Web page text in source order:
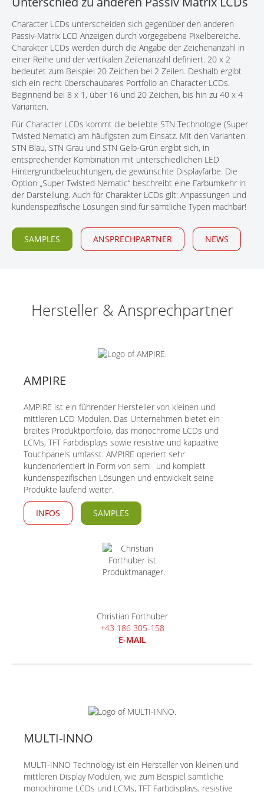
Character LCDs unterscheiden sich gegenüber den anderen
Passiv-Matrix LCD Anzeigen durch vorgegebene Pixelbereiche.
Charakter LCDs werden durch die Angabe der Zeichenanzahl in
einer Reihe und der vertikalen Zeilenanzahl definiert. 20 x 2
bedeutet zum Beispiel 20 Zeichen bei 2 Zeilen. Deshalb ergibt
sich ein recht überschaubares Portfolio an Character LCDs.
Beginnend bei 8 x 1, über 16 und 20 Zeichen, bis hin zu 40 x 4
Varianten.
Für Character LCDs kommt die beliebte STN Technologie (Super
Twisted Nematic) am häufigsten zum Einsatz. Mit den Varianten
STN Blau, STN Grau und STN Gelb-Grün ergibt sich, in
entsprechender Kombination mit unterschiedlichen LED
Hintergrundbeleuchtungen, die gewünschte Displayfarbe. Die
Option „Super Twisted Nematic“ beschreibt eine Farbumkehr in
der Darstellung. Auch für Charakter LCDs gilt: Anpassungen und
kundenspezifische Lösungen sind für sämtliche Typen machbar!
SAMPLES ANSPRECHPARTNER NEWS
Hersteller & Ansprechpartner
AMPIRE
AMPIRE ist ein führender Hersteller von kleinen und
mittleren LCD Modulen. Das Unternehmen bietet ein
breites Produktportfolio, das monochrome LCDs und
LCMs, TFT Farbdisplays sowie resistive und kapazitive
Touchpanels umfasst. AMPIRE operiert sehr
kundenorientiert in Form von semi- und komplett
kundenspezifischen Lösungen und entwickelt seine
Produkte laufend weiter.
INFOS SAMPLES
Christian Forthuber
+43 186 305-158
E-MAIL
MULTI-INNO
MULTI-INNO Technology ist ein Hersteller von kleinen und
mittleren Display Modulen, wie zum Beispiel sämtliche
monochrome LCDs und LCMs, TFT Farbdisplays, resistive